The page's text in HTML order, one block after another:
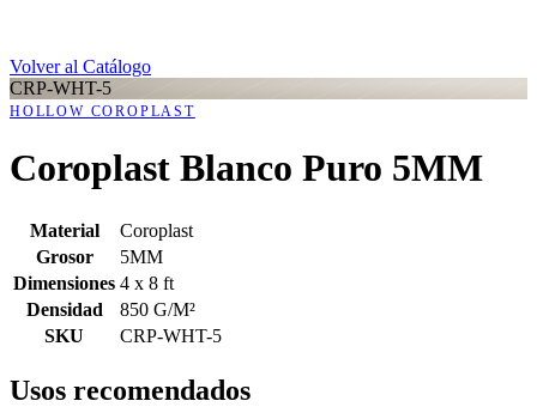
Volver al Catálogo
CRP-WHT-5
HOLLOW COROPLAST
Coroplast Blanco Puro 5MM
Material
Coroplast
Grosor
5MM
Dimensiones 4 x 8 ft
Densidad
850 G/M²
SKU
CRP-WHT-5
Usos recomendados